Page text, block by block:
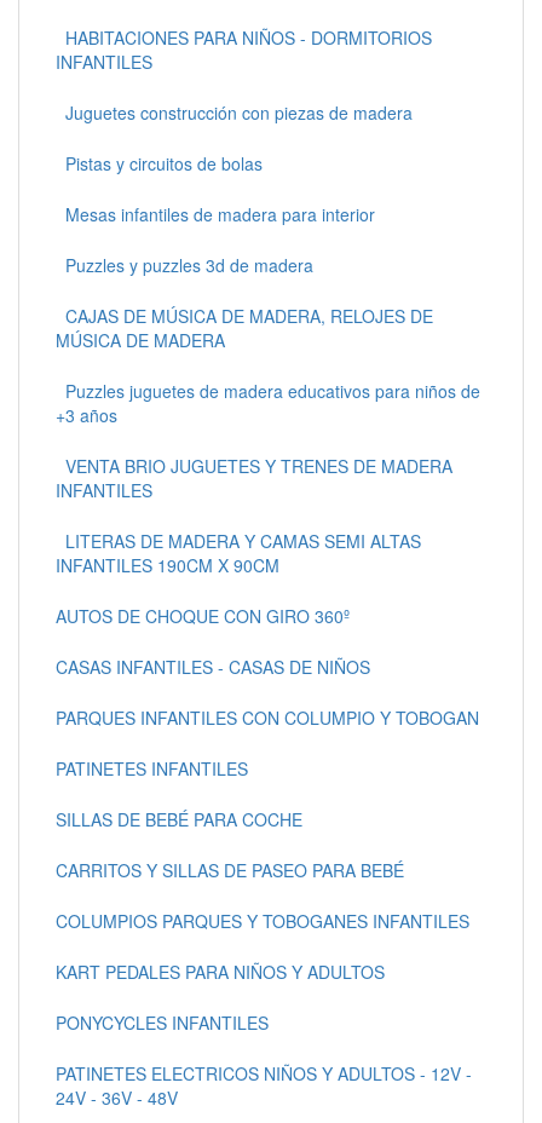
HABITACIONES PARA NIÑOS - DORMITORIOS
INFANTILES
Juguetes construcción con piezas de madera
Pistas y circuitos de bolas
Mesas infantiles de madera para interior
Puzzles y puzzles 3d de madera
CAJAS DE MÚSICA DE MADERA, RELOJES DE
MÚSICA DE MADERA
Puzzles juguetes de madera educativos para niños de
+3 años
VENTA BRIO JUGUETES Y TRENES DE MADERA
INFANTILES
LITERAS DE MADERA Y CAMAS SEMI ALTAS
INFANTILES 190CM X 90CM
AUTOS DE CHOQUE CON GIRO 360º
CASAS INFANTILES - CASAS DE NIÑOS
PARQUES INFANTILES CON COLUMPIO Y TOBOGAN
PATINETES INFANTILES
SILLAS DE BEBÉ PARA COCHE
CARRITOS Y SILLAS DE PASEO PARA BEBÉ
COLUMPIOS PARQUES Y TOBOGANES INFANTILES
KART PEDALES PARA NIÑOS Y ADULTOS
PONYCYCLES INFANTILES
PATINETES ELECTRICOS NIÑOS Y ADULTOS - 12V -
24V - 36V - 48V